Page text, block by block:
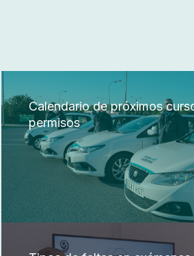
Calendario de próximos
permisos